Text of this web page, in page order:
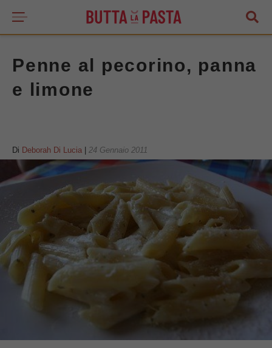
Penne al pecorino, panna
e limone
Di Deborah Di Lucia 24 Gennaio 2011